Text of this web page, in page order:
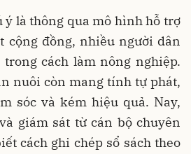
ý là thông qua mô hình hỗ trợ
cộng đồng, nhiều người dân
cách làm nông nghiệp.
nuôi còn mang tính tự phát,
sóc và kém hiệu quả. Nay,
giám sát từ cán bộ chuyên
cách ghi chép sổ sách theo